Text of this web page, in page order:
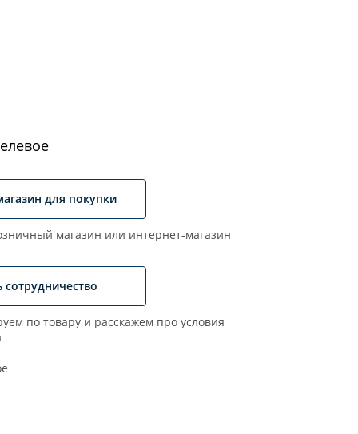
для покупки
магазин или интернет-магазин
сотрудничество
по товару и расскажем про условия